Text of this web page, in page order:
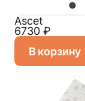
Ascet
6730 ₽
В корзину